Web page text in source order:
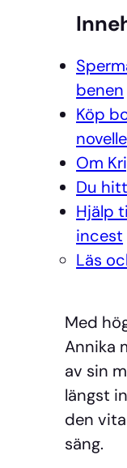
benen
Köp
Om
Du
Hjälp
incest
Läs
Med
Annika
av sin
längst
den
säng.